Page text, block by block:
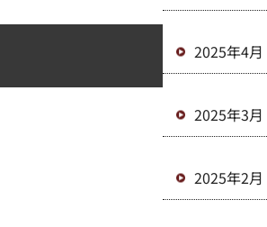
2025年4月
2025年3月
2025年2月